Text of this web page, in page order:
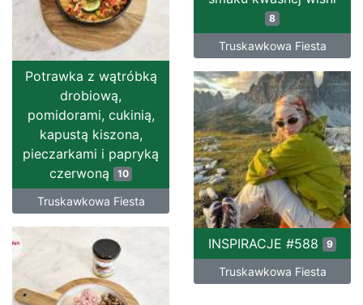
8
Truskawkowa Fiesta
Potrawka z wątróbką
drobiową,
pomidorami, cukinią,
kapustą kiszona,
pieczarkami i papryką
czerwoną
10
Truskawkowa Fiesta
INSPIRACJE #588 9
Truskawkowa Fiesta